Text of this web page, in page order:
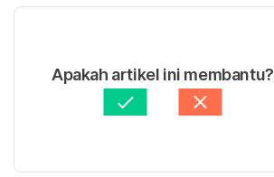
Apakah artikel ini membantu?